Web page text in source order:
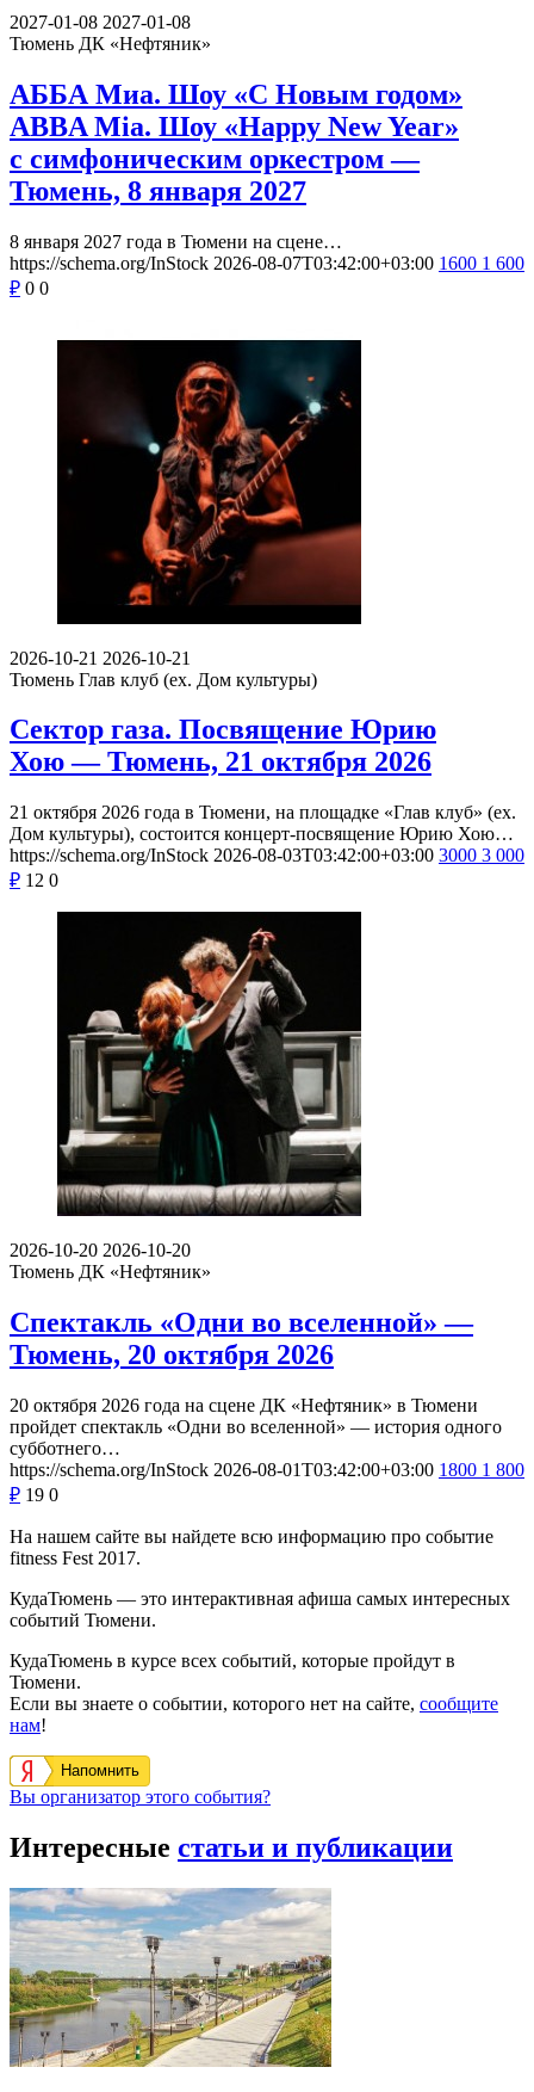
2027-01-08 2027-01-08
Тюмень ДК «Нефтяник»
АББА Миа. Шоу «С Новым годом»
ABBA Mia. Шоу «Happy New Year»
с симфоническим оркестром —
Тюмень, 8 января 2027
8 января 2027 года в Тюмени на сцене…
https://schema.org/InStock 2026-08-07T03:42:00+03:00 1600 1 600
₽ 0 0
2026-10-21 2026-10-21
Тюмень Глав клуб (ex. Дом культуры)
Сектор газа. Посвящение Юрию
Хою — Тюмень, 21 октября 2026
21 октября 2026 года в Тюмени, на площадке «Глав клуб» (ex.
Дом культуры), состоится концерт-посвящение Юрию Хою…
https://schema.org/InStock 2026-08-03T03:42:00+03:00 3000 3 000
₽ 12 0
2026-10-20 2026-10-20
Тюмень ДК «Нефтяник»
Спектакль «Одни во вселенной» —
Тюмень, 20 октября 2026
20 октября 2026 года на сцене ДК «Нефтяник» в Тюмени
пройдет спектакль «Одни во вселенной» — история одного
субботнего…
https://schema.org/InStock 2026-08-01T03:42:00+03:00 1800 1 800
₽ 19 0
На нашем сайте вы найдете всю информацию про событие
fitness Fest 2017.
КудаТюмень — это интерактивная афиша самых интересных
событий Тюмени.
КудаТюмень в курсе всех событий, которые пройдут в
Тюмени.
Если вы знаете о событии, которого нет на сайте, сообщите
нам!
Напомнить
Вы организатор этого события?
Интересные статьи и публикации